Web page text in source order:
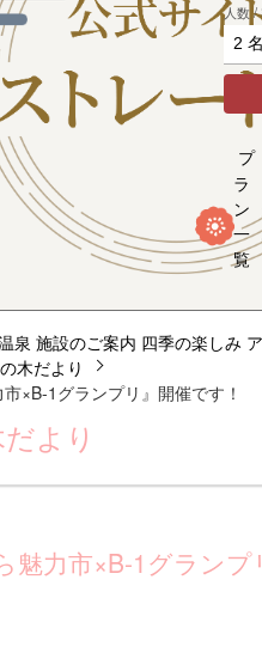
人数 /
プ
ラ
ン
一
覧
泉 施設のご案内 四季の楽しみ
木だより
市×B-1グランプリ』開催です！
より
魅力市×B-1グラン